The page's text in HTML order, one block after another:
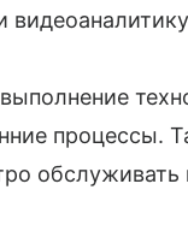
процессы.
обслуживать